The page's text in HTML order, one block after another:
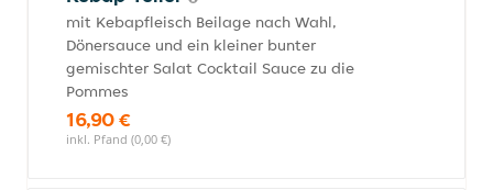
mit Kebapfleisch Beilage nach Wahl,
Dönersauce und ein kleiner bunter
gemischter Salat Cocktail Sauce zu die
Pommes
16,90 €
inkl. Pfand (0,00 €)